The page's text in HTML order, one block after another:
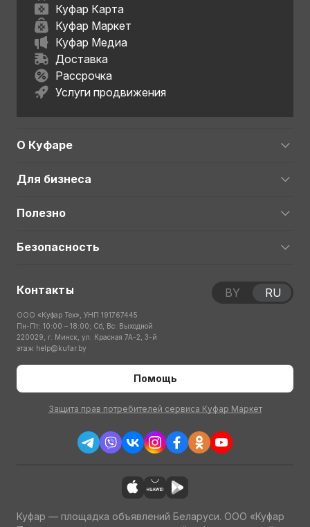
Куфар Карта
Куфар Маркет
Куфар Медиа
Доставка
Рассрочка
Услуги продвижения
О Куфаре
Для бизнеса
Полезно
Безопасность
Контакты
ООО «Куфар Тех», УНП 191767445
Пн-Пт: 10:00 – 18:00; Сб, Вс: Выходной
220029, г. Минск, ул. Красная 7А-2, 3-й
этаж help@kufar.by
Помощь
Защита прав потребителей сервиса Куфар Маркет
BY RU
Куфар — площадка объявлений Беларуси. ООО «Куфар